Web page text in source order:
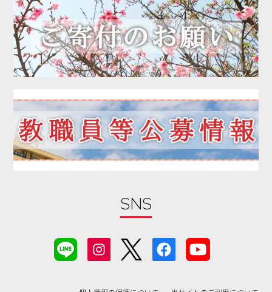
2020年04月
2020年03月
2020年02月
2020年01月
2019年11月
2019年10月
2019年09月
2019年08月
2019年04月
2019年03月
SNS